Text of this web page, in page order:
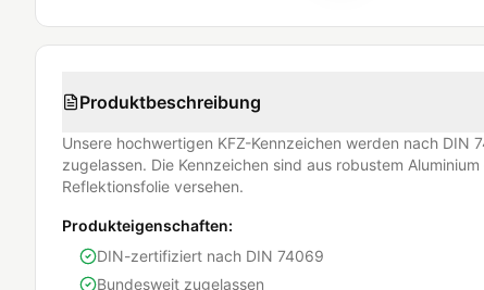
Produktbeschreibung
Unsere hochwertigen KFZ-Kennzeichen werden nach
zugelassen. Die Kennzeichen sind aus robustem
Reflektionsfolie versehen.
Produkteigenschaften:
DIN-zertifiziert nach DIN 74069
Bundesweit zugelassen